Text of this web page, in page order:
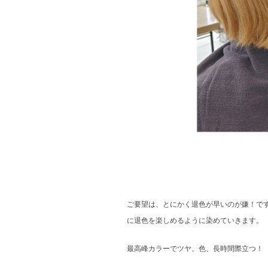
ご要望は、とにかく退色が早いのが嫌！
に退色を楽しめるように染めていきます。
最高峰カラーでツヤ、色、長時間際立つ！